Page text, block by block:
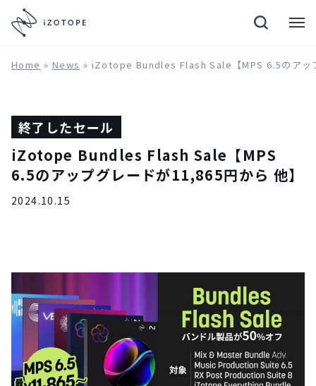
Home » News » iZotope Bundles Flash Sale【MPS 6.5のアッ
終了したセール
iZotope Bundles Flash Sale【MPS
6.5のアップグレードが11,865円から 他】
2024.10.15